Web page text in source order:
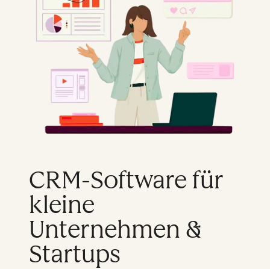
CRM-Software für
kleine
Unternehmen &
Startups